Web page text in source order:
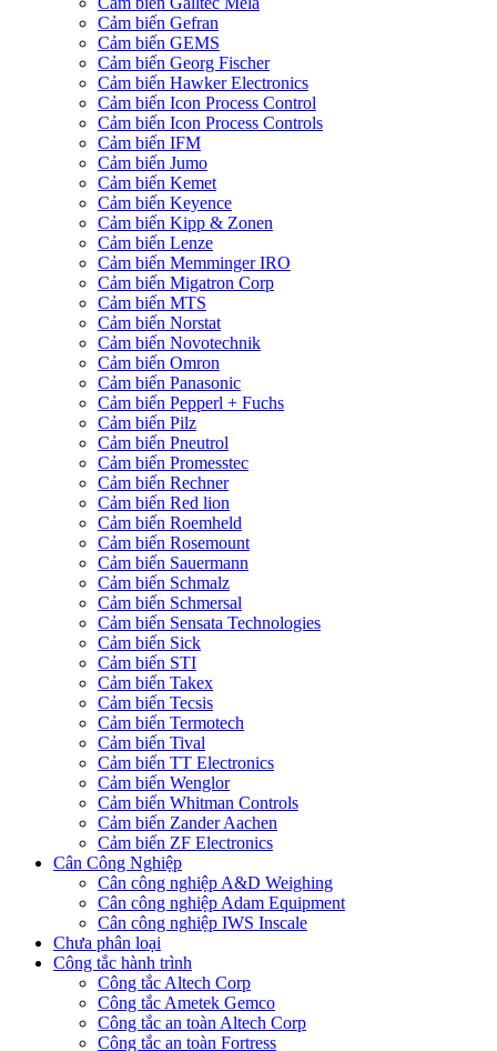
Cảm biến Gefran
Cảm biến GEMS
Cảm biến Georg Fischer
Cảm biến Hawker Electronics
Cảm biến Icon Process Control
Cảm biến Icon Process Controls
Cảm biến IFM
Cảm biến Jumo
Cảm biến Kemet
Cảm biến Keyence
Cảm biến Kipp & Zonen
Cảm biến Lenze
Cảm biến Memminger IRO
Cảm biến Migatron Corp
Cảm biến MTS
Cảm biến Norstat
Cảm biến Novotechnik
Cảm biến Omron
Cảm biến Panasonic
Cảm biến Pepperl + Fuchs
Cảm biến Pilz
Cảm biến Pneutrol
Cảm biến Promesstec
Cảm biến Rechner
Cảm biến Red lion
Cảm biến Roemheld
Cảm biến Rosemount
Cảm biến Sauermann
Cảm biến Schmalz
Cảm biến Schmersal
Cảm biến Sensata Technologies
Cảm biến Sick
Cảm biến STI
Cảm biến Takex
Cảm biến Tecsis
Cảm biến Termotech
Cảm biến Tival
Cảm biến TT Electronics
Cảm biến Wenglor
Cảm biến Whitman Controls
Cảm biến Zander Aachen
Cảm biến ZF Electronics
Cân Công Nghiệp
Cân công nghiệp A&D Weighing
Cân công nghiệp Adam Equipment
Cân công nghiệp IWS Inscale
Chưa phân loại
Công tắc hành trình
Công tắc Altech Corp
Công tắc Ametek Gemco
Công tắc an toàn Altech Corp
Công tắc an toàn Fortress